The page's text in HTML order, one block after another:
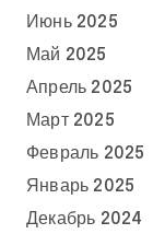
Июнь 2025
Май 2025
Апрель 2025
Март 2025
Февраль 2025
Январь 2025
Декабрь 2024